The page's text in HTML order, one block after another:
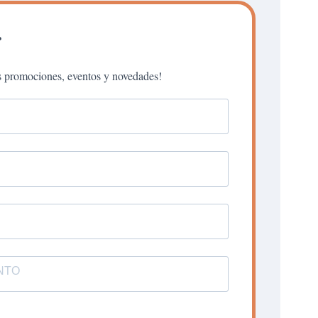
promociones, eventos y novedades!